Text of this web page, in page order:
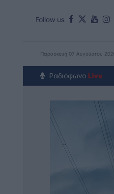
Follow us
Παρασκευή 07 Αυγούστου
Ραδιόφωνο Live